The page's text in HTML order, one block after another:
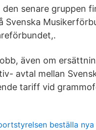
den senare gruppen
Svenska
även om
avtal mellan
tariff vid
beställa